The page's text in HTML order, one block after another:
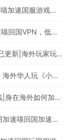
《三国志・战棋版》3月17日全网公测｜加速喵加速国服游戏全网最快
《舞动星闪耀》3月16日正式公测｜下载加速喵回国VPN，低延迟无卡顿，提升游戏体验
《无极仙途》新版本「切磋论道 魔神道心」已更新|海外玩家玩国服遇上卡顿延迟高的情况怎么办?
国风休闲经营养成游戏《小小夜市》上线了！海外华人玩《小小夜市》有延迟高卡顿问题怎么办？
卡牌放置挂机游戏《姬斗无双》今日全网上线|身在海外如何加速国服游戏?
《奇迹暖暖》三丽鸥明星联动套装开启｜使用加速喵回国加速器一键加速提升游戏体验